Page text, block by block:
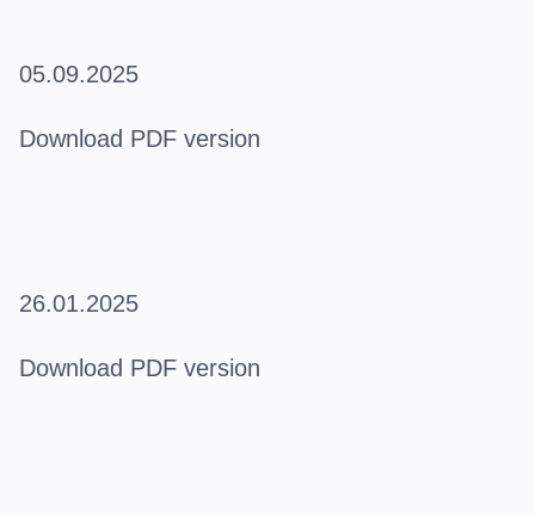
05.09.2025
Download PDF version
26.01.2025
Download PDF version